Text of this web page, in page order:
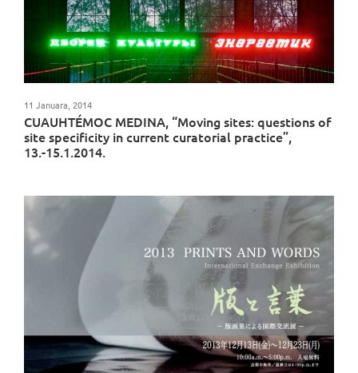
CUAUHTÉMOC MEDINA, “Moving sites: questions of
site specificity in current curatorial practice”,
13.-15.1.2014.
11 Januara, 2014